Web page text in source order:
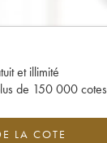
et illimité
de 150 000 cotes
LA COTE